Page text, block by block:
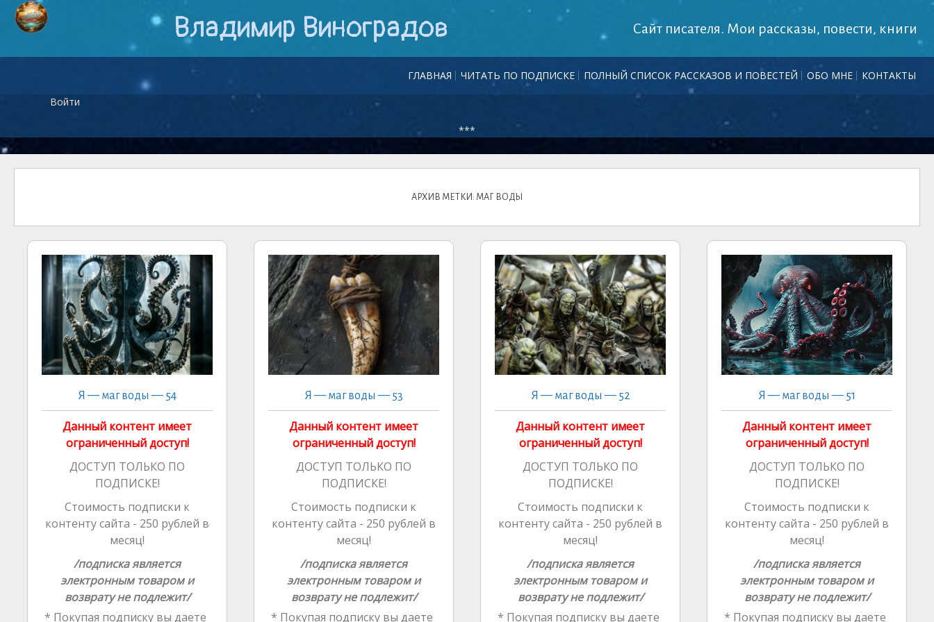
Владимир Виноградов Сайт писателя. Мои рассказы, повести, книги
ГЛАВНАЯ ЧИТАТЬ ПО ПОДПИСКЕ ПОЛНЫЙ СПИСОК РАССКАЗОВ И ПОВЕСТЕЙ ОБО МНЕ
КОНТАКТЫ
Войти
***
АРХИВ МЕТКИ: МАГ ВОДЫ
Я — маг воды — 54
Данный контент имеет
ограниченный доступ!
ДОСТУП ТОЛЬКО ПО
ПОДПИСКЕ!
Стоимость подписки к
контенту сайта - 250 рублей в
месяц!
/подписка является
электронным товаром и
возврату не подлежит/
* Покупая подписку вы даете
Я — маг воды — 53
Данный контент имеет
ограниченный доступ!
ДОСТУП ТОЛЬКО ПО
ПОДПИСКЕ!
Стоимость подписки к
контенту сайта - 250 рублей в
месяц!
/подписка является
электронным товаром и
возврату не подлежит/
* Покупая подписку вы даете
Я — маг воды — 52
Данный контент имеет
ограниченный доступ!
ДОСТУП ТОЛЬКО ПО
ПОДПИСКЕ!
Стоимость подписки к
контенту сайта - 250 рублей в
месяц!
/подписка является
электронным товаром и
возврату не подлежит/
* Покупая подписку вы даете
Я — маг воды — 51
Данный контент имеет
ограниченный доступ!
ДОСТУП ТОЛЬКО ПО
ПОДПИСКЕ!
Стоимость подписки к
контенту сайта - 250 рублей в
месяц!
/подписка является
электронным товаром и
возврату не подлежит/
* Покупая подписку вы даете